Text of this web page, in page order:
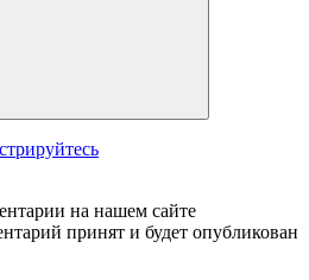
на нашем сайте
принят и будет опубликован